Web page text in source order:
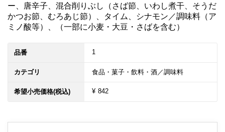
ー、唐辛子、混合削りぶし（さば節、いわし煮干、そうだ
かつお節、むろあじ節）、タイム、シナモン／調味料（ア
ミノ酸等）、（一部に小麦・大豆・さばを含む）
品番 1
カテゴリ 食品・菓子・飲料・酒／調味料
希望小売価格(税込) ¥ 842